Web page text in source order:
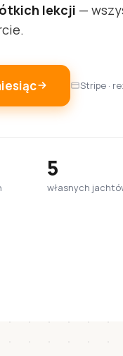
lekcji —
Stripe ·
5
własnych